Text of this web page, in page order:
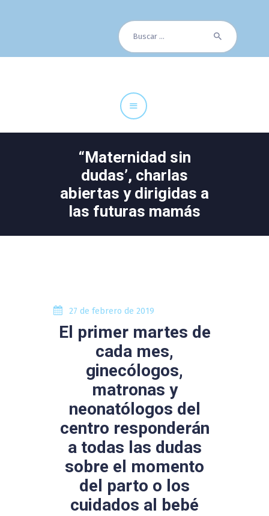
Buscar:
“Maternidad sin
dudas’, charlas
abiertas y dirigidas a
las futuras mamás
Cuadro Médico
Especialidades
27 de febrero de 2019
El primer martes de
cada mes,
ginecólogos,
matronas y
neonatólogos del
centro responderán
a todas las dudas
sobre el momento
del parto o los
cuidados al bebé